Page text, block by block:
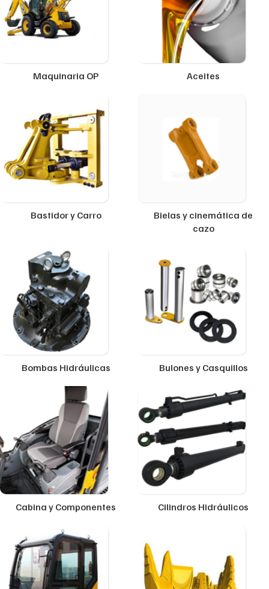
Maquinaria OP Aceites
Bastidor y Carro
Bielas y cinemática de
cazo
Bombas Hidráulicas Bulones y Casquillos
Cabina y Componentes Cilindros Hidráulicos